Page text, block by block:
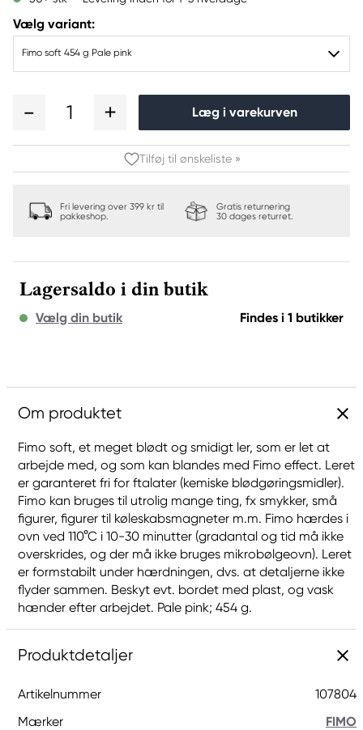
Vælg variant:
Fimo soft 454 g Pale pink
1 Læg i varekurven
Tilføj til ønskeliste »
Fri levering over 399 kr til
pakkeshop.
Gratis returnering
30 dages returret.
Lagersaldo i din butik
Vælg din butik Findes i 1 butikker
Om produktet
Fimo soft, et meget blødt og smidigt ler, som er let at
arbejde med, og som kan blandes med Fimo effect. Leret
er garanteret fri for ftalater (kemiske blødgøringsmidler).
Fimo kan bruges til utrolig mange ting, fx smykker, små
figurer, figurer til køleskabsmagneter m.m. Fimo hærdes i
ovn ved 110°C i 10-30 minutter (gradantal og tid må ikke
overskrides, og der må ikke bruges mikrobølgeovn). Leret
er formstabilt under hærdningen, dvs. at detaljerne ikke
flyder sammen. Beskyt evt. bordet med plast, og vask
hænder efter arbejdet. Pale pink; 454 g.
Produktdetaljer
Artikelnummer
107804
Mærker
FIMO